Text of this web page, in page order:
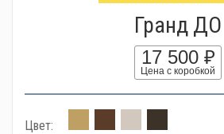
Гранд ДО
17 500 ₽
Цена с коробкой
Цвет: